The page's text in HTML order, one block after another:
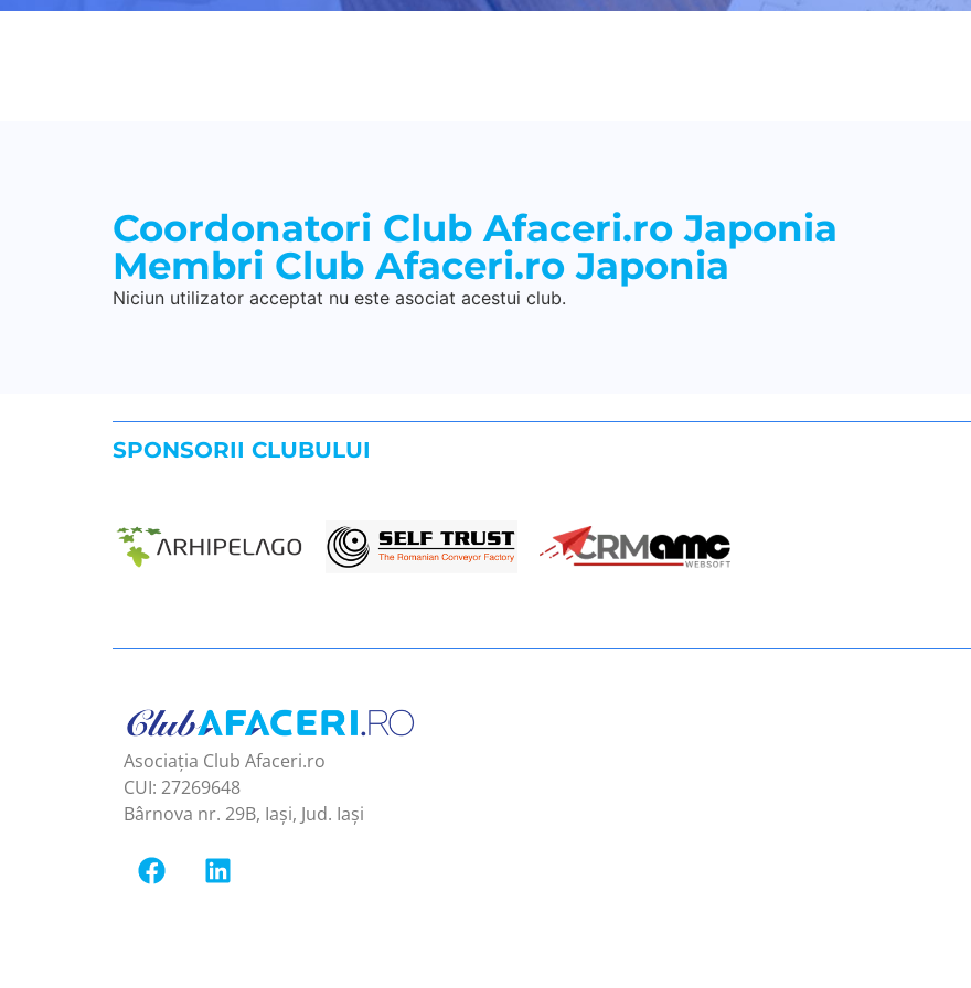
Coordonatori Club Afaceri.ro Japonia
Membri Club Afaceri.ro Japonia
Niciun utilizator acceptat nu este asociat acestui club.
SPONSORII CLUBULUI
Asociația Club Afaceri.ro
CUI: 27269648
Bârnova nr. 29B, Iași, Jud. Iași